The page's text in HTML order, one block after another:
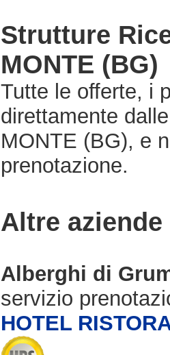
Strutture
MONTE (BG)
Tutte le offerte, i
direttamente
MONTE (BG), e
prenotazione.
Altre
Alberghi di
servizio
HOTEL